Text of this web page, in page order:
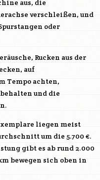
aus, die
verschleißen, und
oder
Rucken aus der
auf
Tempo achten,
und die
liegen meist
um die 5.700 €.
gibt es ab rund 2.000
bewegen sich oben in